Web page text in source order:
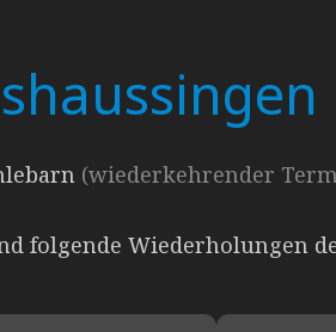
(wiederkehrender
folgende Wiederholungen